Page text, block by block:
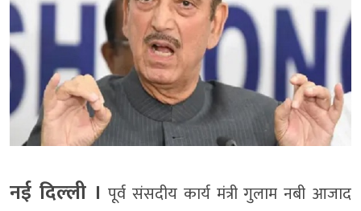
नई दिल्‍ली । पूर्व संसदीय कार्य मंत्री गुलाम नबी आजाद